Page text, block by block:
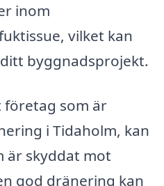
inom
vilket kan
byggnadsprojekt.
företag som är
i Tidaholm, kan
är skyddat mot
god dränering kan